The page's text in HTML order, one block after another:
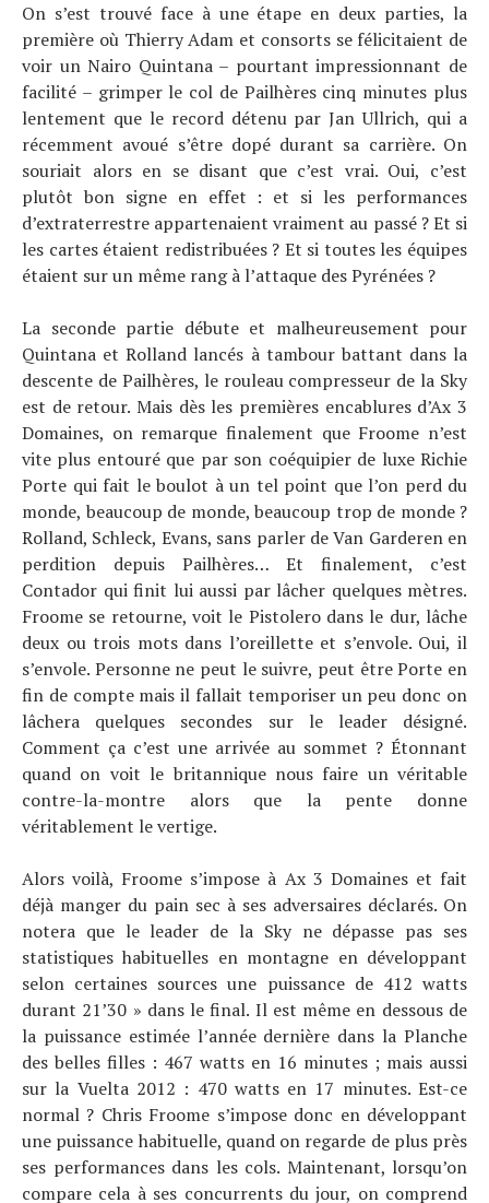
On s’est trouvé face à une étape en deux parties, la
première où Thierry Adam et consorts se félicitaient de
voir un Nairo Quintana – pourtant impressionnant de
facilité – grimper le col de Pailhères cinq minutes plus
lentement que le record détenu par Jan Ullrich, qui a
récemment avoué s’être dopé durant sa carrière. On
souriait alors en se disant que c’est vrai. Oui, c’est
plutôt bon signe en effet : et si les performances
d’extraterrestre appartenaient vraiment au passé ? Et si
les cartes étaient redistribuées ? Et si toutes les équipes
étaient sur un même rang à l’attaque des Pyrénées ?
La seconde partie débute et malheureusement pour
Quintana et Rolland lancés à tambour battant dans la
descente de Pailhères, le rouleau compresseur de la Sky
est de retour. Mais dès les premières encablures d’Ax 3
Domaines, on remarque finalement que Froome n’est
vite plus entouré que par son coéquipier de luxe Richie
Porte qui fait le boulot à un tel point que l’on perd du
monde, beaucoup de monde, beaucoup trop de monde ?
Rolland, Schleck, Evans, sans parler de Van Garderen en
perdition depuis Pailhères… Et finalement, c’est
Contador qui finit lui aussi par lâcher quelques mètres.
Froome se retourne, voit le Pistolero dans le dur, lâche
deux ou trois mots dans l’oreillette et s’envole. Oui, il
s’envole. Personne ne peut le suivre, peut être Porte en
fin de compte mais il fallait temporiser un peu donc on
lâchera quelques secondes sur le leader désigné.
Comment ça c’est une arrivée au sommet ? Étonnant
quand on voit le britannique nous faire un véritable
contre-la-montre alors que la pente donne
véritablement le vertige.
Alors voilà, Froome s’impose à Ax 3 Domaines et fait
déjà manger du pain sec à ses adversaires déclarés. On
notera que le leader de la Sky ne dépasse pas ses
statistiques habituelles en montagne en développant
selon certaines sources une puissance de 412 watts
durant 21’30 » dans le final. Il est même en dessous de
la puissance estimée l’année dernière dans la Planche
des belles filles : 467 watts en 16 minutes ; mais aussi
sur la Vuelta 2012 : 470 watts en 17 minutes. Est-ce
normal ? Chris Froome s’impose donc en développant
une puissance habituelle, quand on regarde de plus près
ses performances dans les cols. Maintenant, lorsqu’on
compare cela à ses concurrents du jour, on comprend